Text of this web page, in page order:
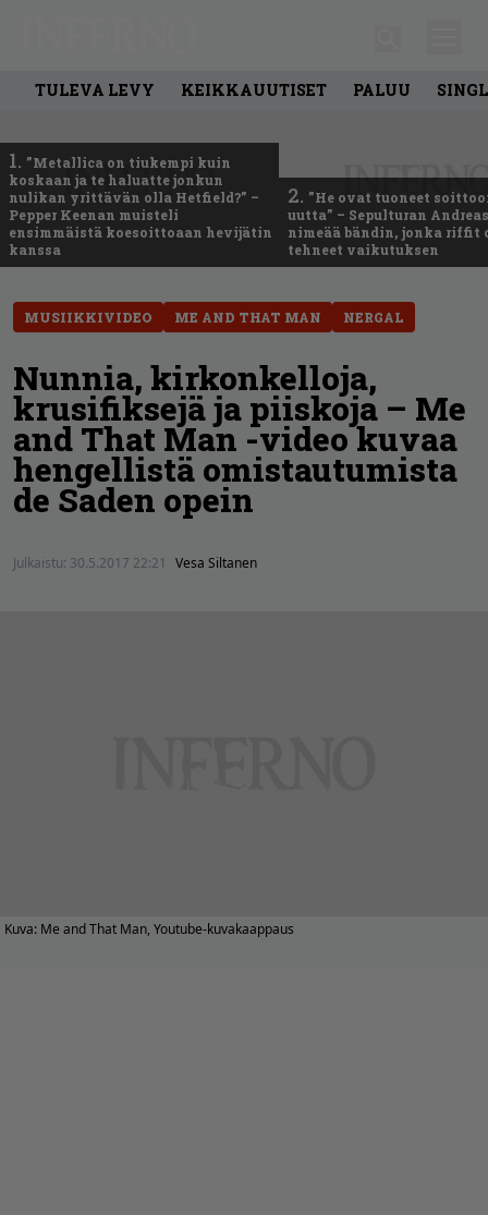
TULEVA LEVY KEIKKAUUTISET PALUU
1. ”Metallica on tiukempi kuin
koskaan ja te haluatte jonkun
nulikan yrittävän olla Hetfield?” –
Pepper Keenan muisteli
ensimmäistä koesoittoaan hevijätin
kanssa
2. ”He ovat tuoneet
uutta” – Sepulturan
nimeää bändin, jonka riffit
tehneet vaikutuksen
MUSIIKKIVIDEO ME AND THAT MAN NERGAL
Nunnia, kirkonkelloja,
krusifiksejä ja piiskoja – Me
and That Man -video kuvaa
hengellistä omistautumista
de Saden opein
Julkaistu: 30.5.2017 22:21 Vesa Siltanen
Kuva: Me and That Man, Youtube-kuvakaappaus